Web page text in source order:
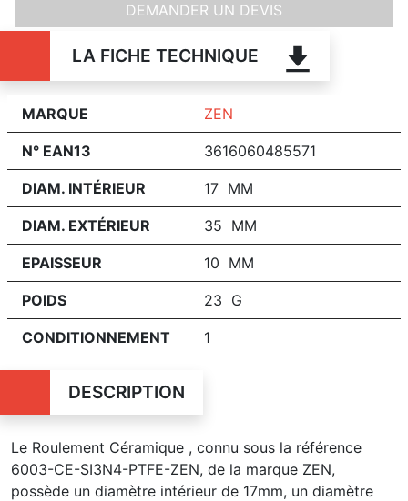
DEMANDER UN DEVIS
LA FICHE TECHNIQUE
MARQUE ZEN
N° EAN13 3616060485571
DIAM. INTÉRIEUR 17 MM
DIAM. EXTÉRIEUR 35 MM
EPAISSEUR 10 MM
POIDS 23 G
CONDITIONNEMENT 1
DESCRIPTION
Le Roulement Céramique , connu sous la référence
6003-CE-SI3N4-PTFE-ZEN, de la marque ZEN,
possède un diamètre intérieur de 17mm, un diamètre